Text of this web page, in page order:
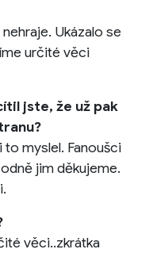
Ukázalo se
určité věci
jste, že už pak
myslel. Fanoušci
jim děkujeme.
věci..zkrátka